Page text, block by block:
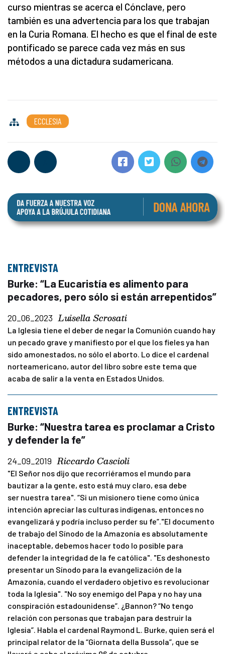
curso mientras se acerca el Cónclave, pero
también es una advertencia para los que trabajan
en la Curia Romana. El hecho es que el final de este
pontificado se parece cada vez más en sus
métodos a una dictadura sudamericana.
ECCLESIA
ENTREVISTA
Burke: “La Eucaristía es alimento para
pecadores, pero sólo si están arrepentidos”
20_06_2023 Luisella Scrosati
La Iglesia tiene el deber de negar la Comunión cuando hay
un pecado grave y manifiesto por el que los fieles ya han
sido amonestados, no sólo el aborto. Lo dice el cardenal
norteamericano, autor del libro sobre este tema que
acaba de salir a la venta en Estados Unidos.
ENTREVISTA
Burke: “Nuestra tarea es proclamar a Cristo
y defender la fe”
24_09_2019 Riccardo Cascioli
"El Señor nos dijo que recorriéramos el mundo para
bautizar a la gente, esto está muy claro, esa debe
ser nuestra tarea". “Si un misionero tiene como única
intención apreciar las culturas indígenas, entonces no
evangelizará y podría incluso perder su fe”."El documento
de trabajo del Sínodo de la Amazonía es absolutamente
inaceptable, debemos hacer todo lo posible para
defender la integridad de la fe católica". "Es deshonesto
presentar un Sínodo para la evangelización de la
Amazonía, cuando el verdadero objetivo es revolucionar
toda la Iglesia". "No soy enemigo del Papa y no hay una
conspiración estadounidense”. ¿Bannon? “No tengo
relación con personas que trabajan para destruir la
Iglesia”. Habla el cardenal Raymond L. Burke, quien será el
principal relator de la “Giornata della Bussola”, que se